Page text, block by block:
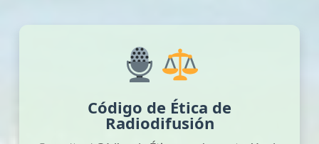
Tras recibir la banda presidencial, la
ceremonia de toma de posesión de
Abelardo de la Espriella dio paso a
Código de Ética de
Radiodifusión